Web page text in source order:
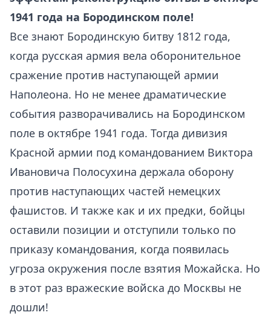
1941 года на Бородинском поле!
Все знают Бородинскую битву 1812 года,
когда русская армия вела оборонительное
сражение против наступающей армии
Наполеона. Но не менее драматические
события разворачивались на Бородинском
поле в октябре 1941 года. Тогда дивизия
Красной армии под командованием Виктора
Ивановича Полосухина держала оборону
против наступающих частей немецких
фашистов. И также как и их предки, бойцы
оставили позиции и отступили только по
приказу командования, когда появилась
угроза окружения после взятия Можайска. Но
в этот раз вражеские войска до Москвы не
дошли!